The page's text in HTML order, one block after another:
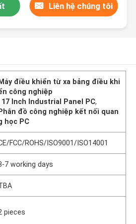
Liên hệ chúng tôi
điều khiển từ xa bảng điều khi
công nghiệp
17 Inch Industrial Panel PC,
đồ công nghiệp kết nối quan
học PC
FCC/ROHS/ISO9001/ISO14001
7 working days
pieces